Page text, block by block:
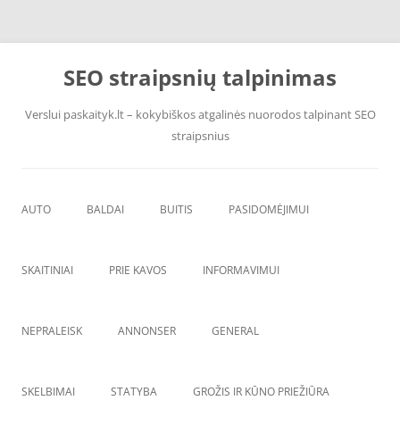
Pereiti
SEO straipsnių talpinimas
Verslui paskaityk.lt – kokybiškos atgalinės nuorodos talpinant SEO
straipsnius
AUTO
PADANGOS
BALDAI BUITIS
ĮRANGA
ŠVAROS PREKĖS
PASIDOMĖJIMUI
SKAITINIAI PRIE KAVOS INFORMAVIMUI
NEPRALEISK ANNONSER GENERAL
SKELBIMAI STATYBA GROŽIS IR KŪNO PRIEŽIŪRA